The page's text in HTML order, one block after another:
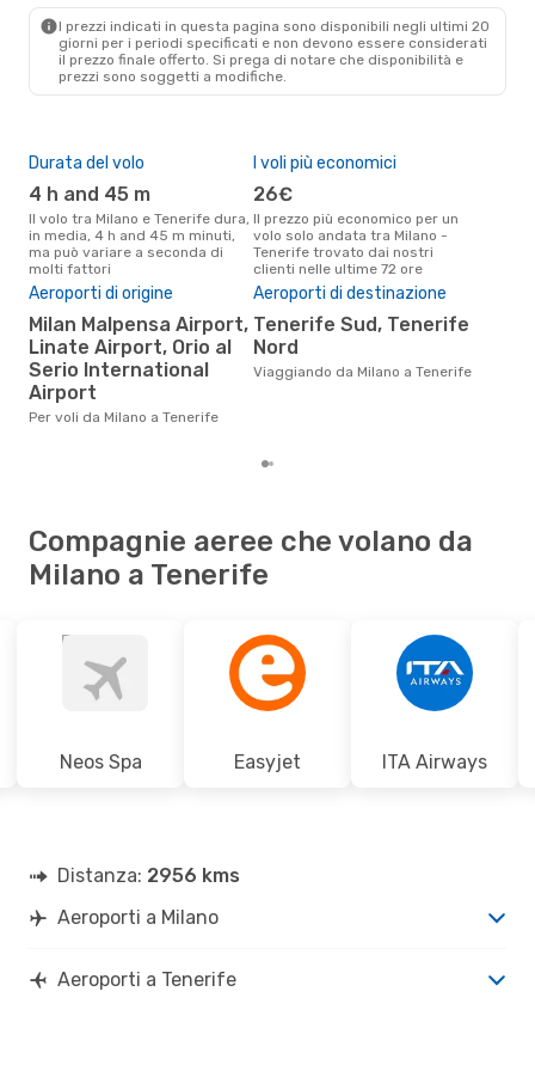
I prezzi indicati in questa pagina sono disponibili negli ultimi 20
giorni per i periodi specificati e non devono essere considerati
il ​​prezzo finale offerto. Si prega di notare che disponibilità e
prezzi sono soggetti a modifiche.
Durata del volo
4 h and 45 m
Il volo tra Milano e Tenerife dura,
in media, 4 h and 45 m minuti,
ma può variare a seconda di
molti fattori
I voli più economici
26€
Il prezzo più economico per un
volo solo andata tra Milano -
Tenerife trovato dai nostri
clienti nelle ultime 72 ore
Aeroporti di origine
Milan Malpensa Airport,
Linate Airport, Orio al
Serio International
Airport
Per voli da Milano a Tenerife
Aeroporti di destinazione
Tenerife Sud, Tenerife
Nord
Viaggiando da Milano a Tenerife
Compagnie aeree che volano da
Milano a Tenerife
Neos Spa Easyjet ITA Airways
Distanza: 2956 kms
Aeroporti a Milano
Aeroporti a Tenerife